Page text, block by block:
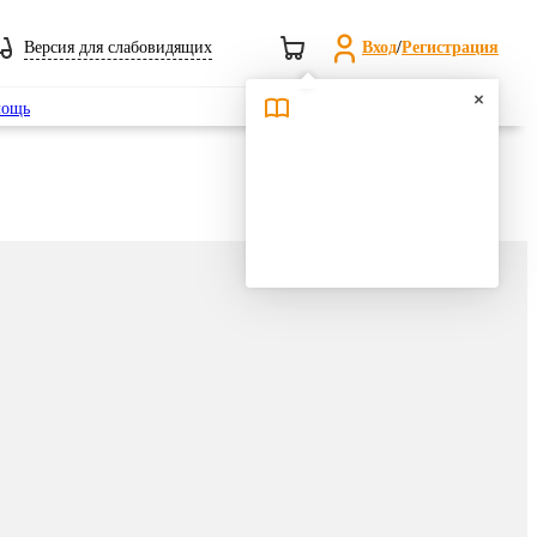
Версия для слабовидящих Вход/Регистрация
Поиск